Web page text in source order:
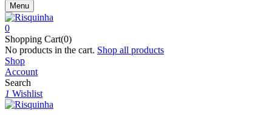
Menu
0
Shopping Cart(0)
No products in the cart. Shop all products
Shop
Account
Search
1 Wishlist